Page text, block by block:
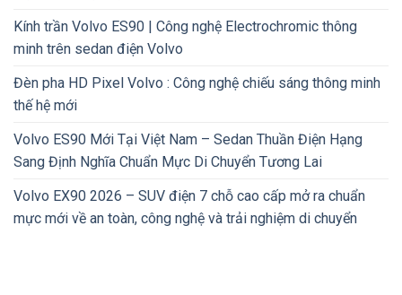
Kính trần Volvo ES90 | Công nghệ Electrochromic thông
minh trên sedan điện Volvo
Đèn pha HD Pixel Volvo : Công nghệ chiếu sáng thông minh
thế hệ mới
Volvo ES90 Mới Tại Việt Nam – Sedan Thuần Điện Hạng
Sang Định Nghĩa Chuẩn Mực Di Chuyển Tương Lai
Volvo EX90 2026 – SUV điện 7 chỗ cao cấp mở ra chuẩn
mực mới về an toàn, công nghệ và trải nghiệm di chuyển